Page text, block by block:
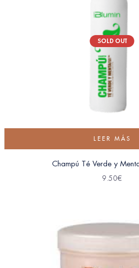
SOLD OUT
LEER MÁS
Champú Té Verde y
9.50€